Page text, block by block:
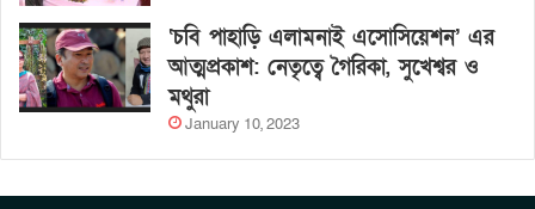
‘চবি পাহাড়ি এলামনাই এসোসিয়েশন’ এর
আত্মপ্রকাশ: নেতৃত্বে গৈরিকা, সুখেশ্বর ও
মথুরা
January 10, 2023